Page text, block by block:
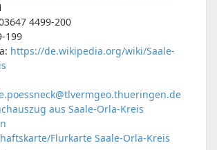
4499-200
199
https://de.wikipedia.org/wiki/Saale-
aus Saale-Orla-Kreis
Flurkarte Saale-Orla-Kreis